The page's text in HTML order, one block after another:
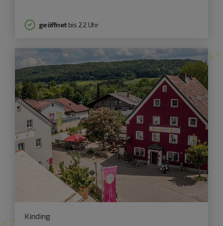
geöffnetbis 22 Uhr
Kinding